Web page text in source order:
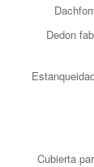
Dedon
Cubierta